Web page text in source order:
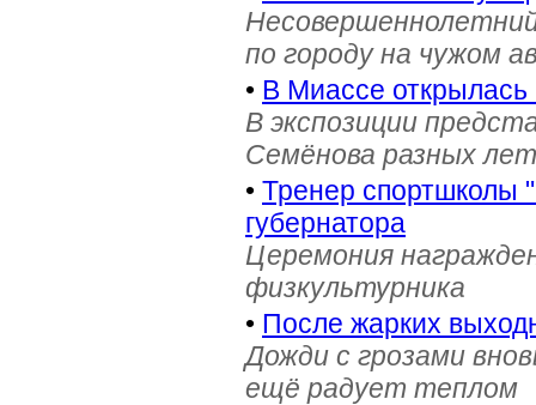
по городу на чужом
• В Миассе
В экспозиции
Семёнова разных
• Тренер спортшколы
губернатора
Церемония
физкультурника
• После жарких
Дожди с грозами
ещё радует теплом